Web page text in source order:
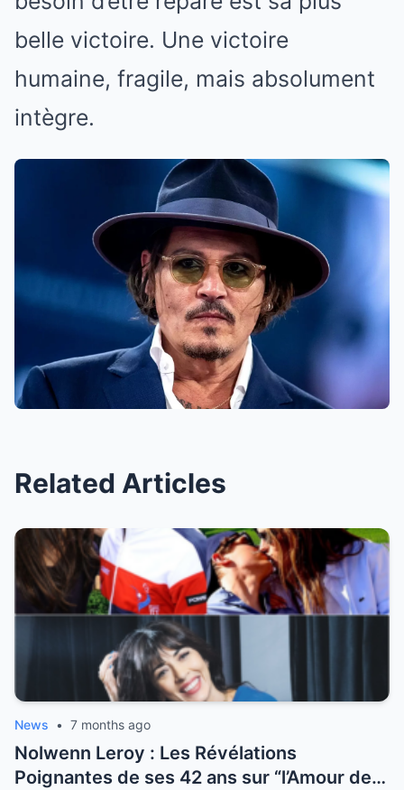
belle victoire. Une victoire
humaine, fragile, mais absolument
intègre.
Related Articles
News • 7 months ago
Nolwenn Leroy : Les Révélations
Poignantes de ses 42 ans sur “l’Amour de